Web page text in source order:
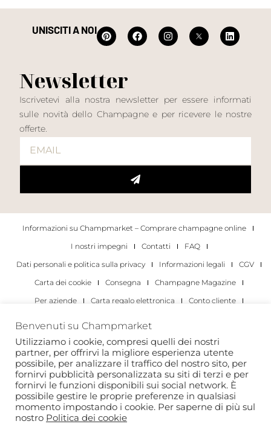
UNISCITI A NOI
Newsletter
Iscrivetevi alla nostra newsletter per essere informati
sulle novità dello Champagne e per ricevere le nostre
offerte.
Informazioni su Champmarket – Comprare champagne online
I nostri impegni
Contatti
FAQ
Dati personali e politica sulla privacy
Informazioni legali
CGV
Carta dei cookie
Consegna
Champagne Magazine
Per aziende
Carta regalo elettronica
Conto cliente
Per gli individui
Per le aziende
Copyright 2022 © tutti i diritti riservati. Champmarket.
Benvenuti su Champmarket
Utilizziamo i cookie, compresi quelli dei nostri
partner, per offrirvi la migliore esperienza utente
possibile, per analizzare il traffico del nostro sito, per
fornirvi pubblicità personalizzata su siti di terzi e per
fornirvi le funzioni disponibili sui social network. È
possibile gestire le proprie preferenze in qualsiasi
momento impostando i cookie. Per saperne di più sul
nostro Politica dei cookie